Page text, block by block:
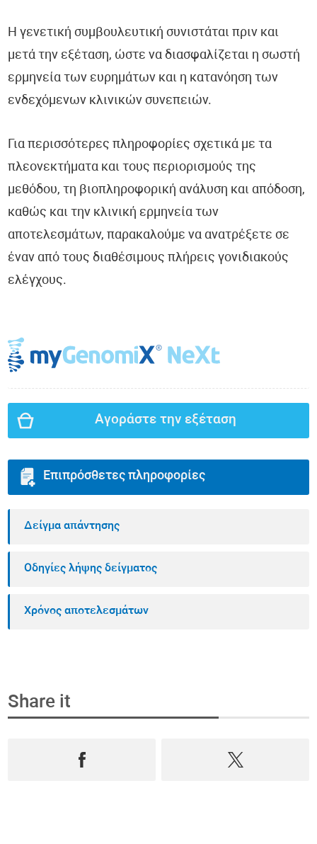
Η γενετική συμβουλευτική συνιστάται πριν και
μετά την εξέταση, ώστε να διασφαλίζεται η σωστή
ερμηνεία των ευρημάτων και η κατανόηση των
ενδεχόμενων κλινικών συνεπειών.
Για περισσότερες πληροφορίες σχετικά με τα
πλεονεκτήματα και τους περιορισμούς της
μεθόδου, τη βιοπληροφορική ανάλυση και απόδοση,
καθώς και την κλινική ερμηνεία των
αποτελεσμάτων, παρακαλούμε να ανατρέξετε σε
έναν από τους διαθέσιμους πλήρεις γονιδιακούς
ελέγχους.
Αγοράστε την εξέταση
Επιπρόσθετες πληροφορίες
Δείγμα απάντησης
Οδηγίες λήψης δείγματος
Χρόνος αποτελεσμάτων
Share it